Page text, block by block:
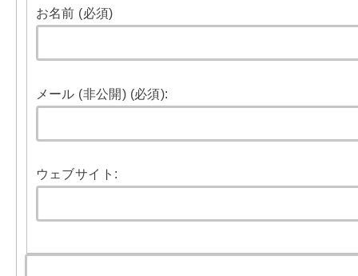
お名前 (必須)
メール (非公開) (必須):
ウェブサイト: